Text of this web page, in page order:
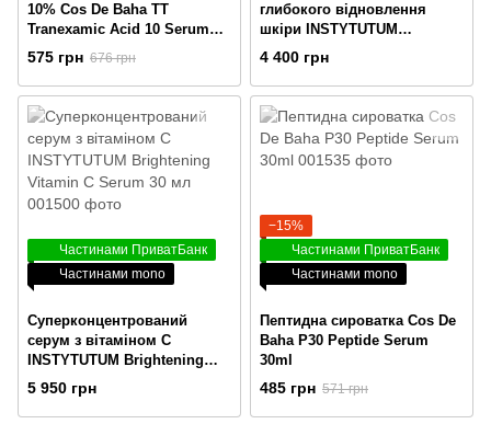
10% Cos De Baha TT
Tranexamic Acid 10 Serum
30ml
575 грн 676 грн
глибокого відновлення
шкіри INSTYTUTUM
Resurfacing Multi-Acids Pads
4 400 грн
Частинами ПриватБанк
Частинами mono
Суперконцентрований
серум з вітаміном С
INSTYTUTUM Brightening
Vitamin C Serum 30 мл
5 950 грн
−15%
Частинами ПриватБанк
Частинами mono
Пептидна сироватка Cos De
Baha P30 Peptide Serum
30ml
485 грн 571 грн